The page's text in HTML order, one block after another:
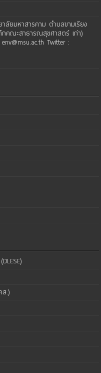
ยมหาสารคาม ตำบลขามเรียง
กคณะสาธารณสุขศาสตร์ เก่า)
Twitter :
.)